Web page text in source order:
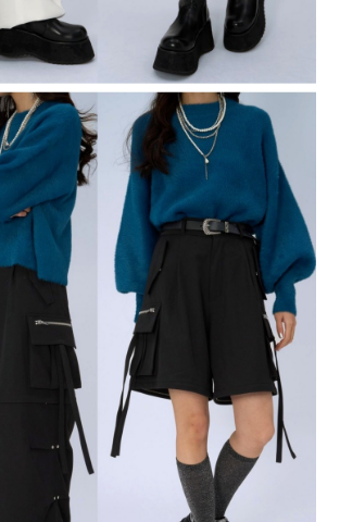
後付」時，將依據個別帳號之用戶狀況，依本公司即
額度；若仍有額度不足之情形，本公司將視審查結果
。
帳號或使用他人資訊註冊。若發現惡意使用之情形，
將有權停止該用戶之使用額度並採取法律行動。